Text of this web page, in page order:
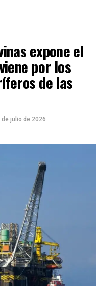
expone el
por los
de las
de julio de 2026